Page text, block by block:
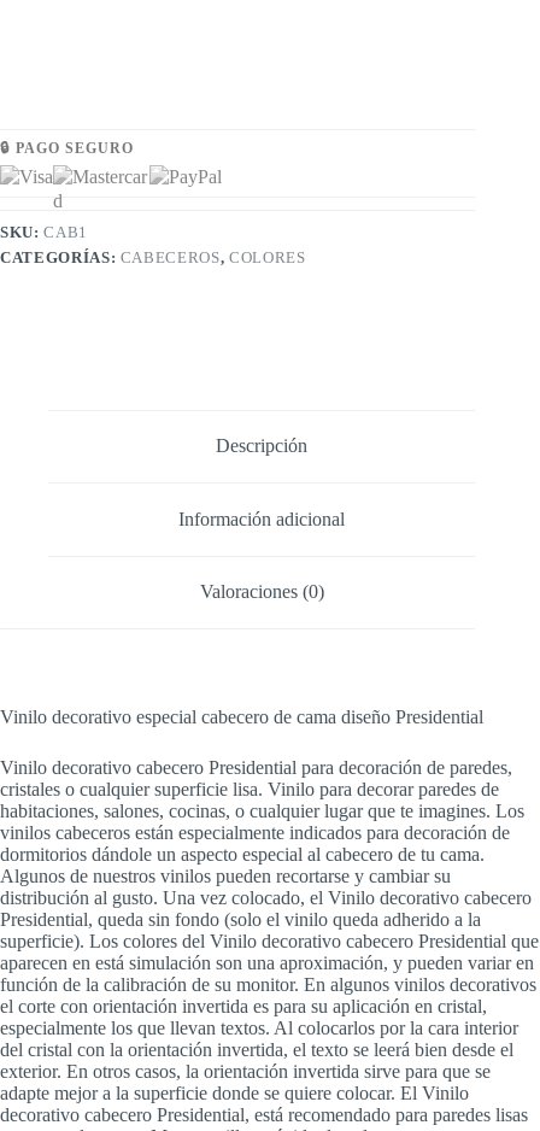
🔒 PAGO SEGURO
SKU:CAB1
CATEGORÍAS: CABECEROS, COLORES
Descripción
Información adicional
Valoraciones (0)
Vinilo decorativo especial cabecero de cama diseño Presidential
Vinilo decorativo cabecero Presidential para decoración de paredes,
cristales o cualquier superficie lisa. Vinilo para decorar paredes de
habitaciones, salones, cocinas, o cualquier lugar que te imagines. Los
vinilos cabeceros están especialmente indicados para decoración de
dormitorios dándole un aspecto especial al cabecero de tu cama.
Algunos de nuestros vinilos pueden recortarse y cambiar su
distribución al gusto. Una vez colocado, el Vinilo decorativo cabecero
Presidential, queda sin fondo (solo el vinilo queda adherido a la
superficie). Los colores del Vinilo decorativo cabecero Presidential que
aparecen en está simulación son una aproximación, y pueden variar en
función de la calibración de su monitor. En algunos vinilos decorativos
el corte con orientación invertida es para su aplicación en cristal,
especialmente los que llevan textos. Al colocarlos por la cara interior
del cristal con la orientación invertida, el texto se leerá bien desde el
exterior. En otros casos, la orientación invertida sirve para que se
adapte mejor a la superficie donde se quiere colocar. El Vinilo
decorativo cabecero Presidential, está recomendado para paredes lisas